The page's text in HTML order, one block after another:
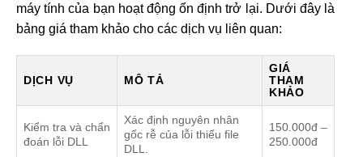
máy tính của bạn hoạt động ổn định trở lại. Dưới đây là
bảng giá tham khảo cho các dịch vụ liên quan:
DỊCH VỤ MÔ TẢ
GIÁ
THAM
KHẢO
Kiểm tra và chẩn
đoán lỗi DLL
Xác định nguyên nhân
gốc rễ của lỗi thiếu file
DLL.
150.000đ –
250.000đ